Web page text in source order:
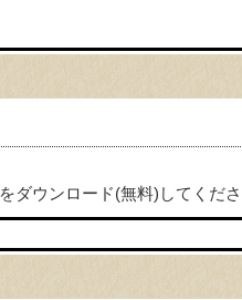
をダウンロード(無料)してくださ